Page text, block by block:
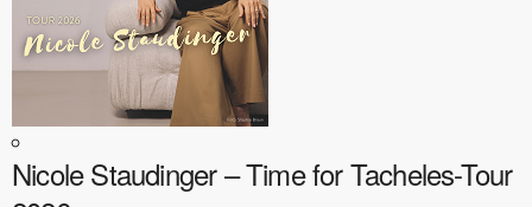
Nicole Staudinger – Time for Tacheles-Tour